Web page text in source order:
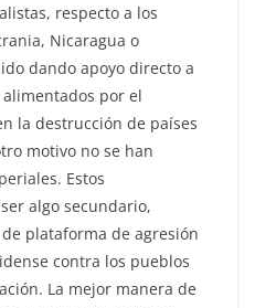
respecto a los
Nicaragua o
dando apoyo directo a
por el
la destrucción de países
motivo no se han
Estos
algo secundario,
plataforma de agresión
contra los pueblos
La mejor manera de